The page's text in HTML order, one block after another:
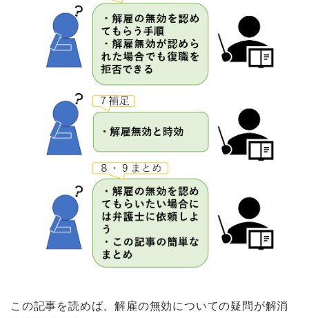
この記事を読めば、解雇の無効についての疑問が解消